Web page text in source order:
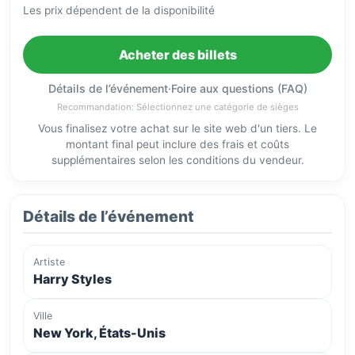
Les prix dépendent de la disponibilité
Acheter des billets
Détails de l’événement·Foire aux questions (FAQ)
Recommandation: Sélectionnez une catégorie de sièges
Vous finalisez votre achat sur le site web d'un tiers. Le
montant final peut inclure des frais et coûts
supplémentaires selon les conditions du vendeur.
Détails de l’événement
Artiste
Harry Styles
Ville
New York, États-Unis